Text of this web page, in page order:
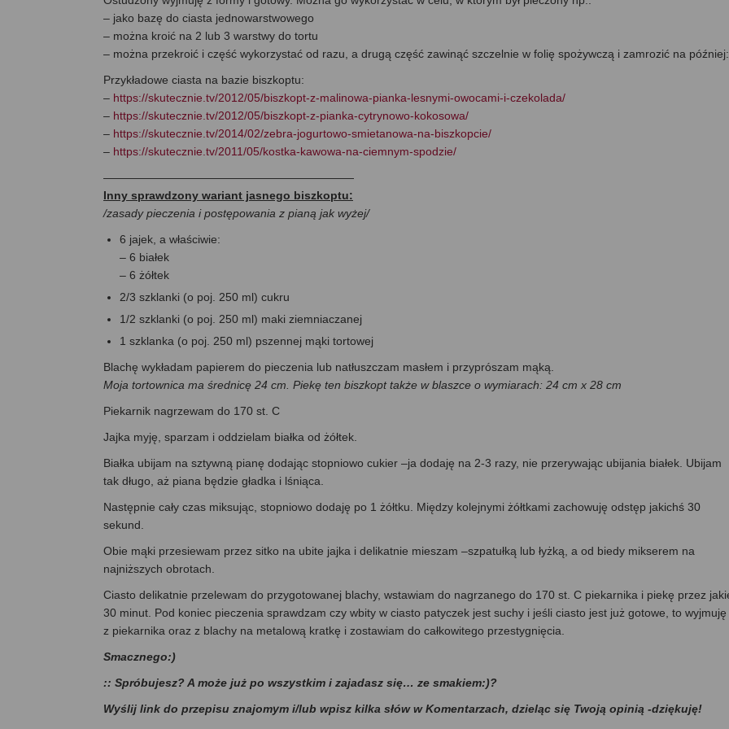
– jako bazę do ciasta jednowarstwowego
– można kroić na 2 lub 3 warstwy do tortu
– można przekroić i część wykorzystać od razu, a drugą część zawinąć szczelnie w folię spożywczą i zamrozić na
Przykładowe ciasta na bazie biszkoptu:
– https://skutecznie.tv/2012/05/biszkopt-z-malinowa-pianka-lesnymi-owocami-i-czekolada/
– https://skutecznie.tv/2012/05/biszkopt-z-pianka-cytrynowo-kokosowa/
– https://skutecznie.tv/2014/02/zebra-jogurtowo-smietanowa-na-biszkopcie/
– https://skutecznie.tv/2011/05/kostka-kawowa-na-ciemnym-spodzie/
——————————————————————
Inny sprawdzony wariant jasnego biszkoptu:
/zasady pieczenia i postępowania z pianą jak wyżej/
6 jajek, a właściwie:
– 6 białek
– 6 żółtek
2/3 szklanki (o poj. 250 ml) cukru
1/2 szklanki (o poj. 250 ml) maki ziemniaczanej
1 szklanka (o poj. 250 ml) pszennej mąki tortowej
Blachę wykładam papierem do pieczenia lub natłuszczam masłem i przyprószam mąką.
Moja tortownica ma średnicę 24 cm. Piekę ten biszkopt także w blaszce o wymiarach: 24 cm x 28 cm
Piekarnik nagrzewam do 170 st. C
Jajka myję, sparzam i oddzielam białka od żółtek.
Białka ubijam na sztywną pianę dodając stopniowo cukier –ja dodaję na 2-3 razy, nie przerywając ubijania białek. Ubijam
tak długo, aż piana będzie gładka i lśniąca.
Następnie cały czas miksując, stopniowo dodaję po 1 żółtku. Między kolejnymi żółtkami zachowuję odstęp jakichś 30
sekund.
Obie mąki przesiewam przez sitko na ubite jajka i delikatnie mieszam –szpatułką lub łyżką, a od biedy mikserem na
najniższych obrotach.
Ciasto delikatnie przelewam do przygotowanej blachy, wstawiam do nagrzanego do 170 st. C piekarnika i piekę przez
30 minut. Pod koniec pieczenia sprawdzam czy wbity w ciasto patyczek jest suchy i jeśli ciasto jest już gotowe, to wyjmuję
z piekarnika oraz z blachy na metalową kratkę i zostawiam do całkowitego przestygnięcia.
Smacznego:)
:: Spróbujesz? A może już po wszystkim i zajadasz się… ze smakiem:)?
Wyślij link do przepisu znajomym i/lub wpisz kilka słów w Komentarzach, dzieląc się Twoją opinią -dziękuję!